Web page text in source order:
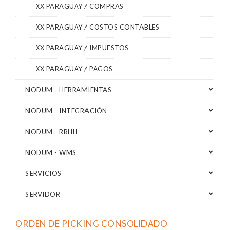
XX PARAGUAY / COMPRAS
XX PARAGUAY / COSTOS CONTABLES
XX PARAGUAY / IMPUESTOS
XX PARAGUAY / PAGOS
NODUM - HERRAMIENTAS
NODUM - INTEGRACIÓN
NODUM - RRHH
NODUM - WMS
SERVICIOS
SERVIDOR
ORDEN DE PICKING CONSOLIDADO